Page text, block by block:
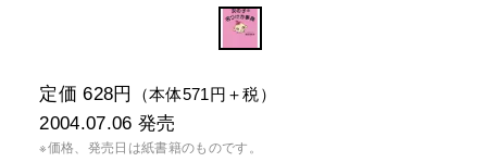
定価 628円 （本体571円＋税）
2004.07.06 発売
※価格、発売日は紙書籍のものです。